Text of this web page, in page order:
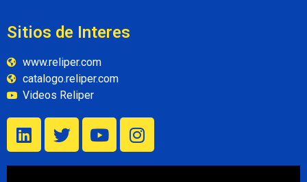
Sitios de Interes
www.reliper.com
catalogo.reliper.com
Videos Reliper